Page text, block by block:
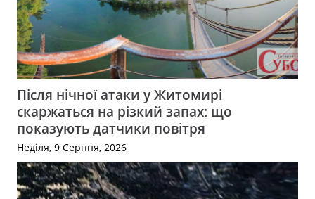
Після нічної атаки у Житомирі
скаржаться на різкий запах: що
показують датчики повітря
Неділя, 9 Серпня, 2026